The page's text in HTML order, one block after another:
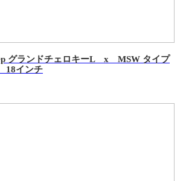
グランドチェロキーL x MSW タイプ
インチ